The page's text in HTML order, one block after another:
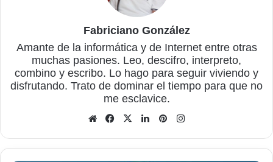
Fabriciano González
Amante de la informática y de Internet entre otras
muchas pasiones. Leo, descifro, interpreto,
combino y escribo. Lo hago para seguir viviendo y
disfrutando. Trato de dominar el tiempo para que no
me esclavice.
Sitio
Facebook
X LinkedInPinterest